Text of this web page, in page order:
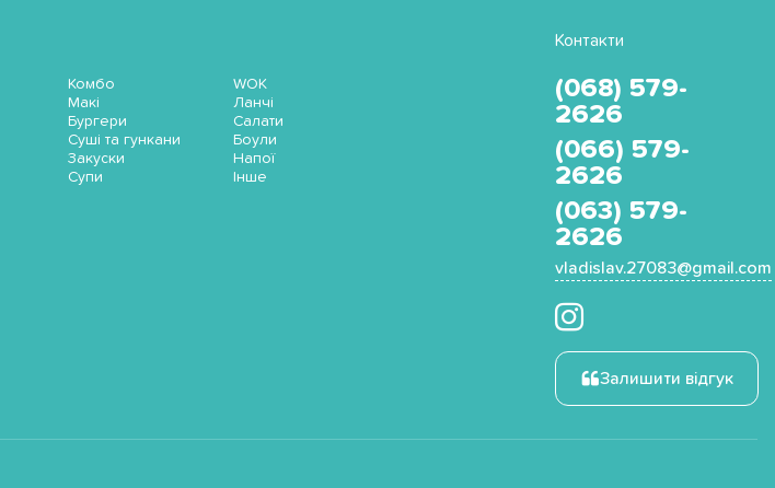
Комбо
Макі
Бургери
Суші та гункани
Закуски
Супи
WOK
Ланчі
Салати
Боули
Напої
Інше
Контакти
(068) 579-
2626
(066) 579-
2626
(063) 579-
2626
vladislav.27083@gmail.com
Залишити відгук